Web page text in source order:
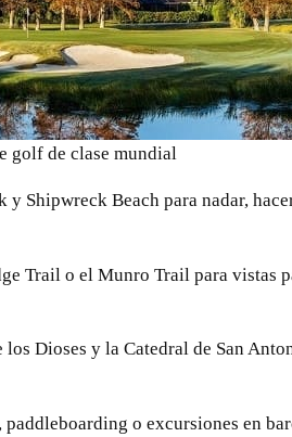
golf de clase mundial
y Shipwreck Beach para nadar,
Trail o el Munro Trail para vistas
Dioses y la Catedral de San
o excursiones en